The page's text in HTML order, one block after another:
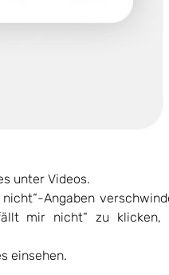
unter Videos.
Angaben
mir nicht“ zu klicken,
einsehen.